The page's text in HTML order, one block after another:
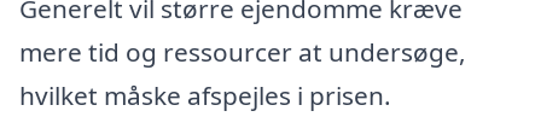
Generelt vil større ejendomme kræve
mere tid og ressourcer at undersøge,
hvilket måske afspejles i prisen.